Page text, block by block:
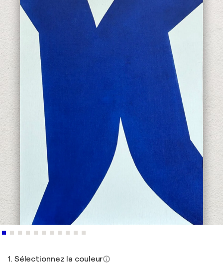
1. Sélectionnez la couleur